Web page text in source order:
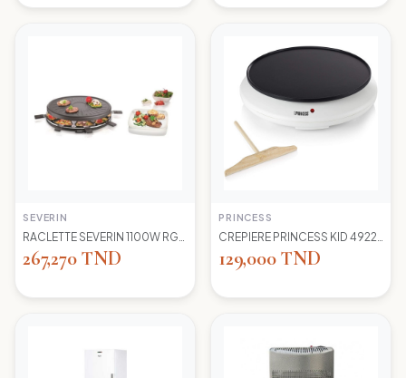
SEVERIN
267,270 TND
PRINCESS
129,000 TND